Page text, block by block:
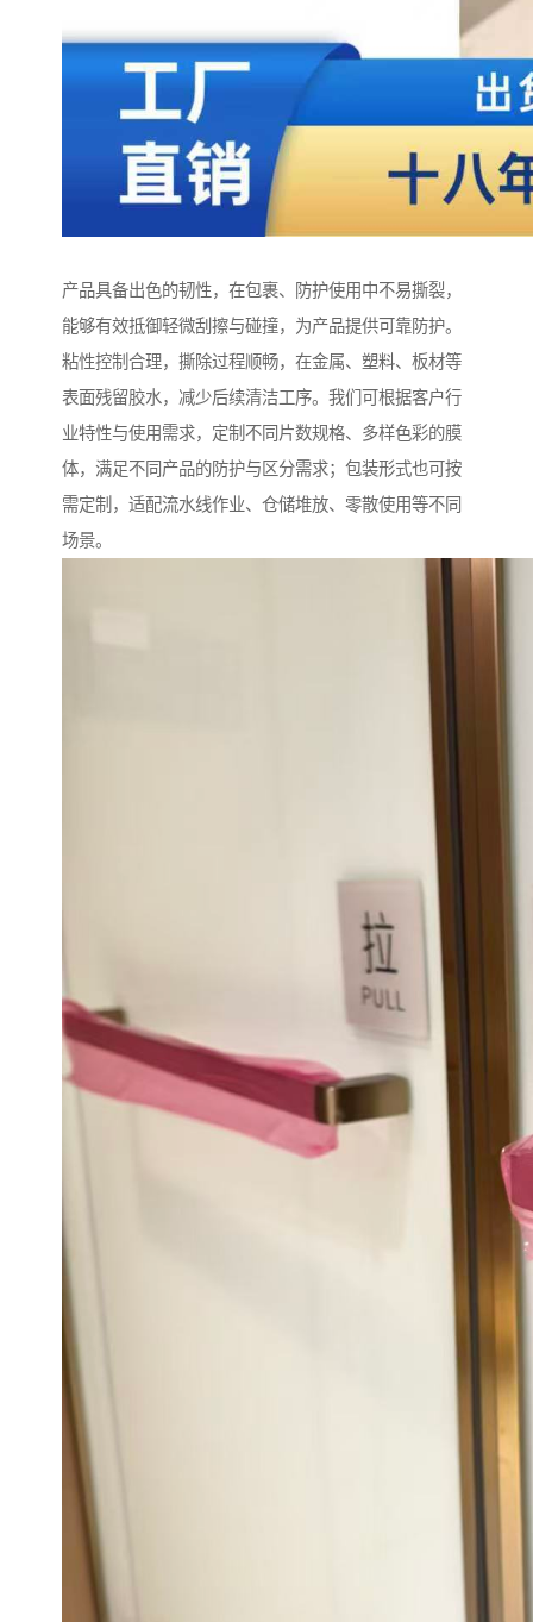
产品具备出色的韧性，在包裹、防护使用中不易撕裂，
能够有效抵御轻微刮擦与碰撞，为产品提供可靠防护。
粘性控制合理，撕除过程顺畅，在金属、塑料、板材等
表面残留胶水，减少后续清洁工序。我们可根据客户行
业特性与使用需求，定制不同片数规格、多样色彩的膜
体，满足不同产品的防护与区分需求；包装形式也可按
需定制，适配流水线作业、仓储堆放、零散使用等不同
场景。